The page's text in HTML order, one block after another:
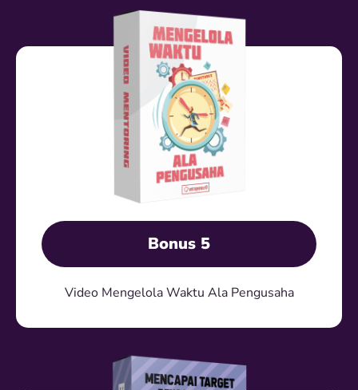
Bonus 5
Video Mengelola Waktu Ala Pengusaha